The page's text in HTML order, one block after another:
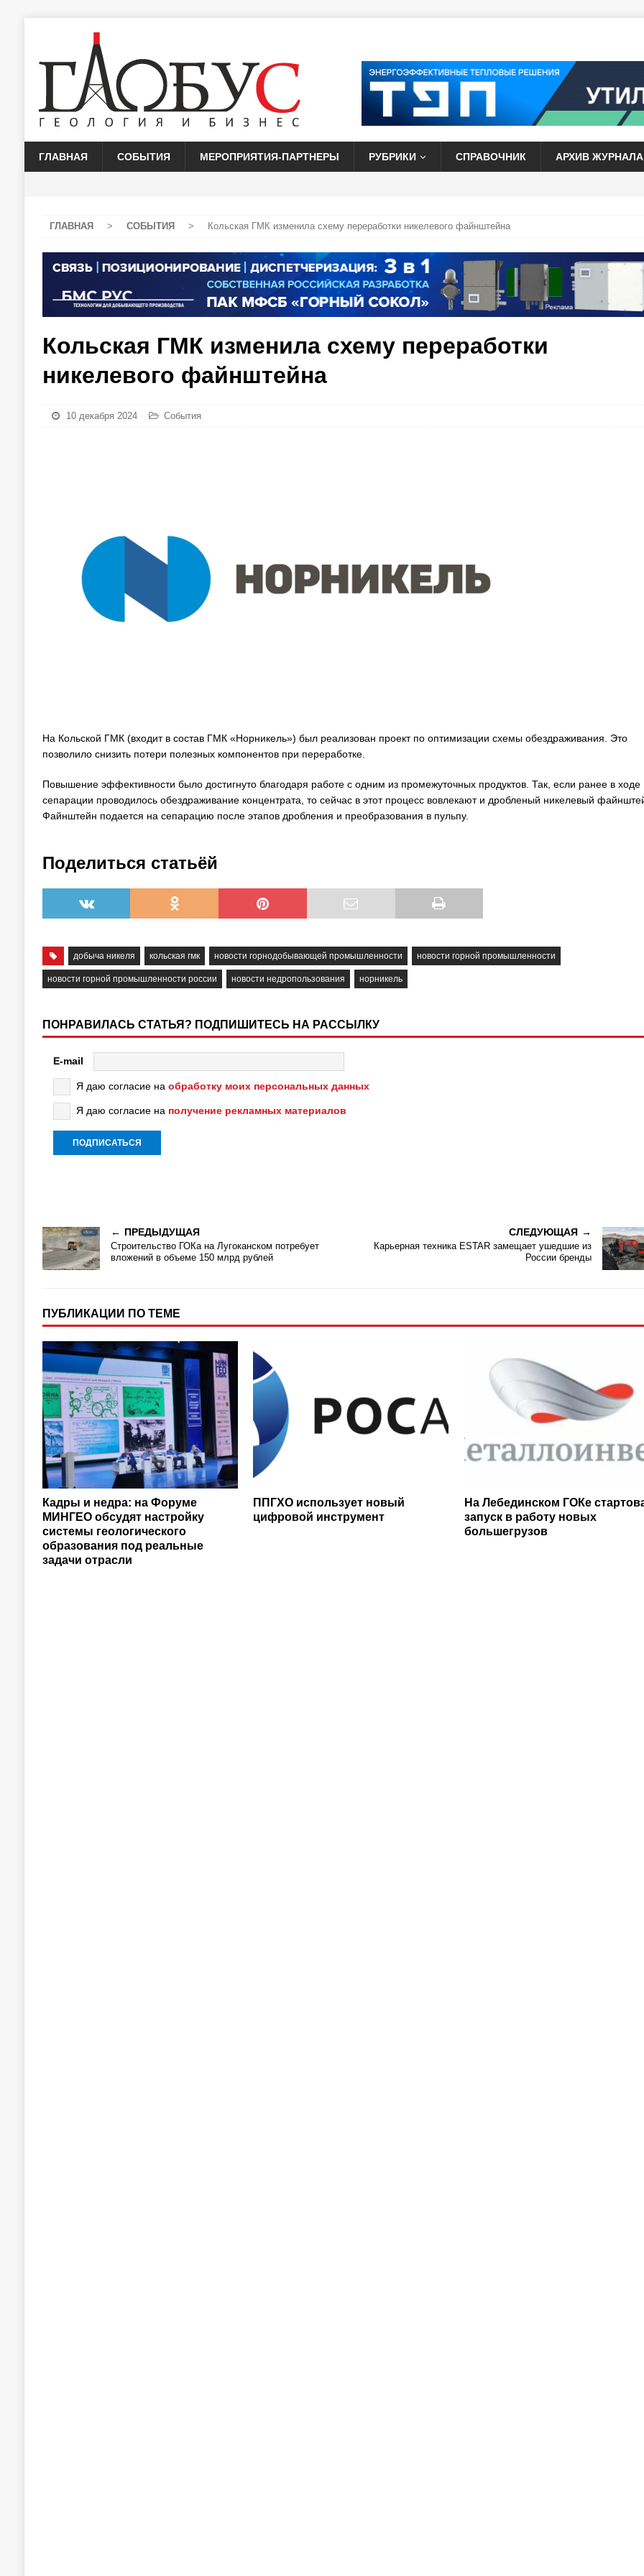
ГЛАВНАЯ СОБЫТИЯ МЕРОПРИЯТИЯ-ПАРТНЕРЫ РУБРИКИ СПРАВОЧНИК АРХИВ ЖУРНАЛА
ГЛАВНАЯ > СОБЫТИЯ > Кольская ГМК изменила схему переработки никелевого файнштейна
Кольская ГМК изменила схему переработки
никелевого файнштейна
10 декабря 2024 События
На Кольской ГМК (входит в состав ГМК «Норникель») был реализован проект по оптимизации схемы обездраживания. Это
позволило снизить потери полезных компонентов при переработке.
Повышение эффективности было достигнуто благодаря работе с одним из промежуточных продуктов. Так, если ранее в ходе
сепарации проводилось обездраживание концентрата, то сейчас в этот процесс вовлекают и дробленый никелевый
Файнштейн подается на сепарацию после этапов дробления и преобразования в пульпу.
Поделиться статьёй
добыча никеля кольская гмк новости горнодобывающей промышленности новости горной промышленности
новости горной промышленности россии новости недропользования норникель
ПОНРАВИЛАСЬ СТАТЬЯ? ПОДПИШИТЕСЬ НА РАССЫЛКУ
E-mail
Я даю согласие на обработку моих персональных данных
Я даю согласие на получение рекламных материалов
ПРЕДЫДУЩАЯ
Строительство ГОКа на Лугоканском потребует
вложений в объеме 150 млрд рублей
СЛЕДУЮЩАЯ
Карьерная техника ESTAR замещает ушедшие из
России бренды
ПУБЛИКАЦИИ ПО ТЕМЕ
Кадры и недра: на Форуме
МИНГЕО обсудят настройку
системы геологического
образования под реальные
задачи отрасли
ППГХО использует новый
цифровой инструмент
На Лебединском ГОКе
запуск в работу новых
большегрузов